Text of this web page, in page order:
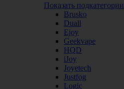
Показать подкатегории
Brusko
Duall
Ejoy
Geekvape
HQD
iJoy
Joyetech
Justfog
Logic